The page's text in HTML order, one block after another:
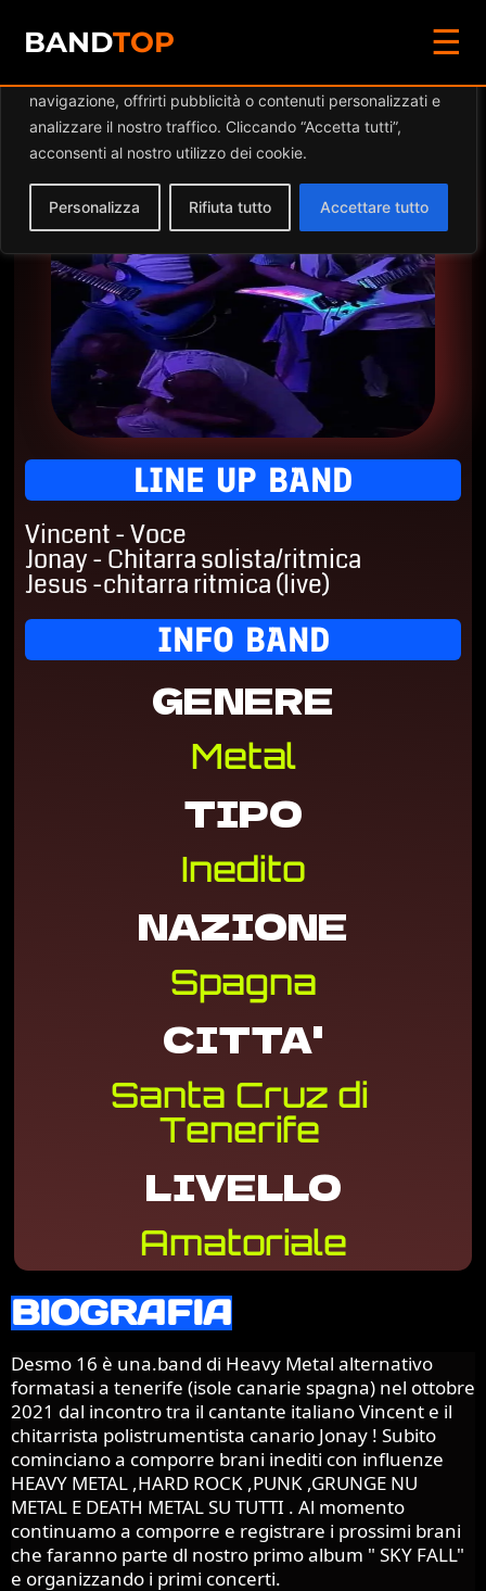
Diamo valore alla tua privacy
navigazione, offrirti pubblicità o contenuti personalizzati e
analizzare il nostro traffico. Cliccando “Accetta tutti”,
acconsenti al nostro utilizzo dei cookie.
Personalizza Rifiuta tutto Accettare tutto
BANDTOP ☰
Desmo 16
LINE UP BAND
Vincent - Voce
Jonay - Chitarra solista/ritmica
Jesus -chitarra ritmica (live)
INFO BAND
GENERE
Metal
TIPO
Inedito
NAZIONE
Spagna
CITTA'
Santa Cruz di
Tenerife
LIVELLO
Amatoriale
BIOGRAFIA
Desmo 16 è una.band di Heavy Metal alternativo
formatasi a tenerife (isole canarie spagna) nel ottobre
2021 dal incontro tra il cantante italiano Vincent e il
chitarrista polistrumentista canario Jonay ! Subito
cominciano a comporre brani inediti con influenze
HEAVY METAL ,HARD ROCK ,PUNK ,GRUNGE NU
METAL E DEATH METAL SU TUTTI . Al momento
continuamo a comporre e registrare i prossimi brani
che faranno parte dl nostro primo album " SKY FALL"
e organizzando i primi concerti.